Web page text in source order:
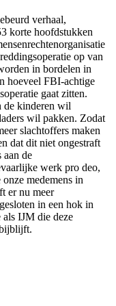
verhaal,
korte hoofdstukken
op van
in bordelen in
hoeveel FBI-achtige
gaat zitten.
de kinderen wil
wil pakken. Zodat
slachtoffers maken
dat dit niet ongestraft
aan de
werk pro deo,
medemens in
er nu meer
in een hok in
als IJM die deze